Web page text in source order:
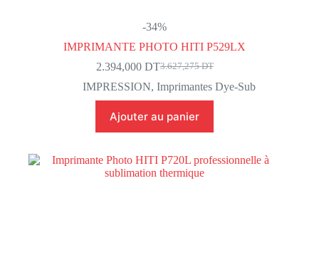
-34%
IMPRIMANTE PHOTO HITI P529LX
3.627,275DT
Le
prix
3.627,275 DT.
2.394,000 DTLe
prix
2.394,000 DT.
IMPRESSION, Imprimantes Dye-Sub
Ajouter au panier